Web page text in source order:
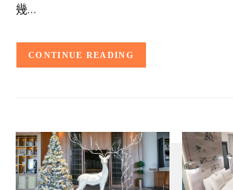
幾…
CONTINUE READING